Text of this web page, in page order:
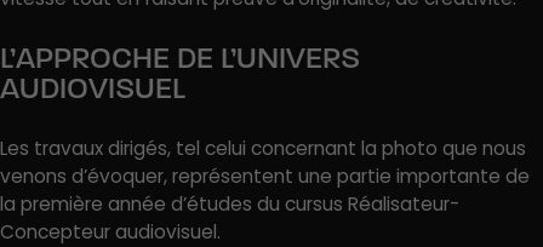
L’APPROCHE DE L’UNIVERS
AUDIOVISUEL
Les travaux dirigés, tel celui concernant la photo que nous
venons d’évoquer, représentent une partie importante de
la première année d’études du cursus Réalisateur-
Concepteur audiovisuel.